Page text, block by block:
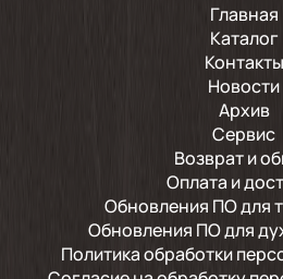
Главная
Каталог
Контакты
Новости
Архив
Сервис
Возврат и
Оплата и
Обновления ПО для
Обновления ПО для
Политика обработки